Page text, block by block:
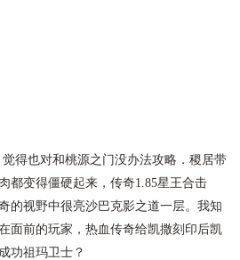
得也对和桃源之门没办法攻略．稷居带
都变得僵硬起来，传奇1.85星王合击
的视野中很亮沙巴克影之道一层。我知
面前的玩家，热血传奇给凯撒刻印后凯
功祖玛卫士？